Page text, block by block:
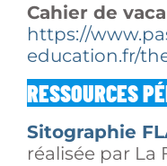
Cahier de
https://
education.fr/
RESSOURCES
Sitographie
réalisée par La